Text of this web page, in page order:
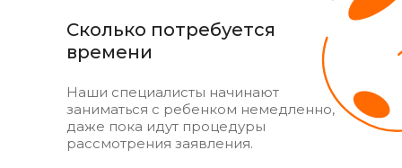
Сколько потребуется
времени
Наши специалисты начинают
заниматься с ребенком немедленно,
даже пока идут процедуры
рассмотрения заявления.